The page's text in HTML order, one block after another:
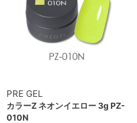
PRE GEL
カラーZ ネオンイエロー 3g PZ-
010N